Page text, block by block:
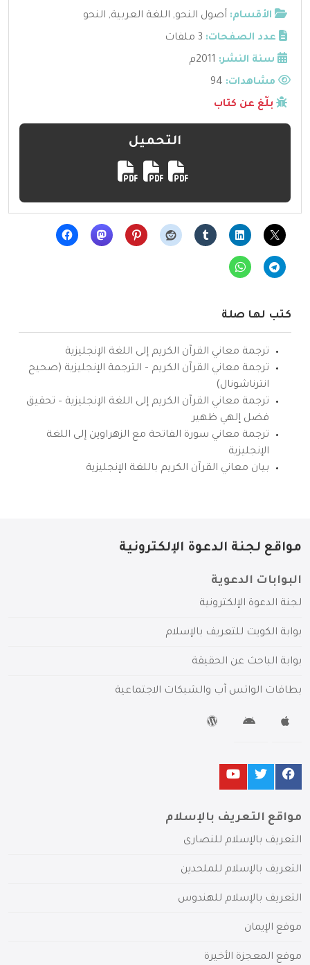
الأقسام: أصول النحو, اللغة العربية, النحو
عدد الصفحات: 3 ملفات
سنة النشر: 2011م
مشاهدات:
بلّغ عن كتاب
التحميل
كتب لها صلة
ترجمة معاني القرآن الكريم إلى اللغة الإنجليزية
ترجمة معاني القرآن الكريم – الترجمة الإنجليزية (صحيح
انترناشونال)
ترجمة معاني القرآن الكريم إلى اللغة الإنجليزية – تحقيق
فضل إلهي ظهير
ترجمة معاني سورة الفاتحة مع الزهراوين إلى اللغة
الإنجليزية
بيان معاني القرآن الكريم باللغة الإنجليزية
مواقع لجنة الدعوة الإلكترونية
البوابات الدعوية
لجنة الدعوة الإلكترونية
بوابة الكويت للتعريف بالإسلام
بوابة الباحث عن الحقيقة
بطاقات الواتس آب والشبكات الاجتماعية
مواقع التعريف بالإسلام
التعريف بالإسلام للنصارى
التعريف بالإسلام للملحدين
التعريف بالإسلام للهندوس
موقع الإيمان
موقع المعجزة الأخيرة